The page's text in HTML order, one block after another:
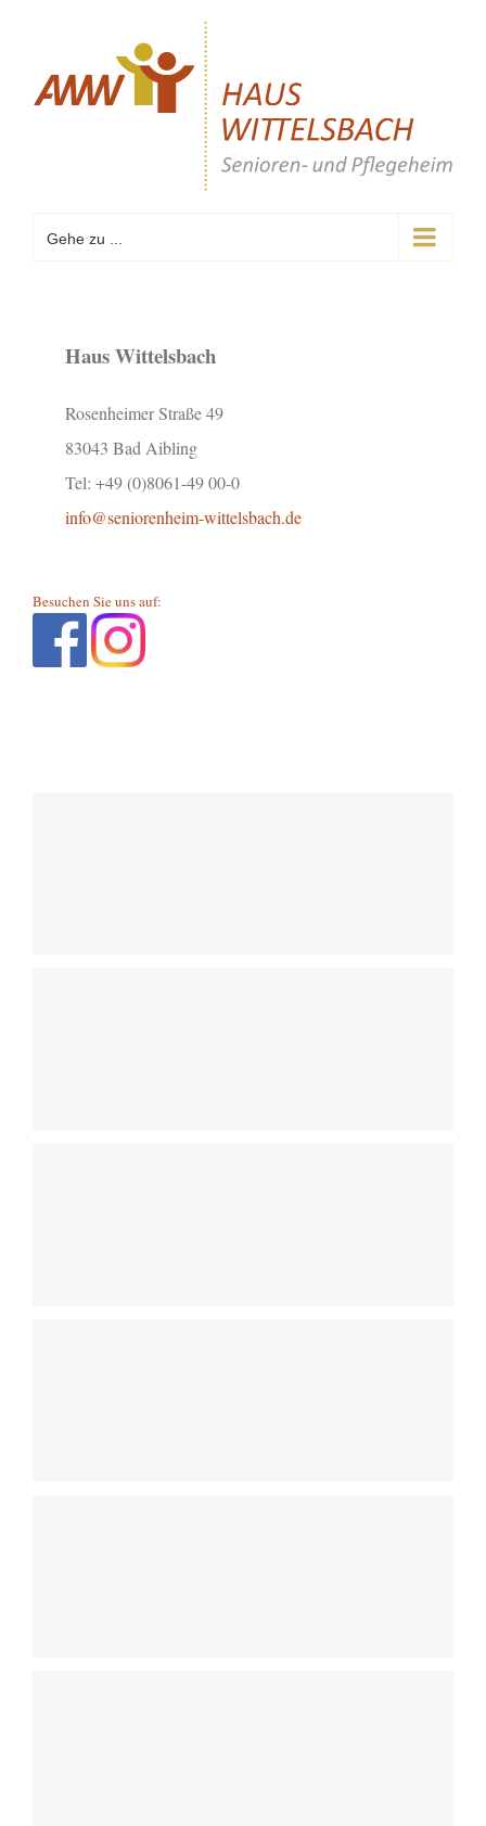
springen
Gehe zu ...
Haus Wittelsbach
Rosenheimer Straße 49
83043 Bad Aibling
Tel: +49 (0)8061-49 00-0
info@seniorenheim-wittelsbach.de
Besuchen Sie uns auf: